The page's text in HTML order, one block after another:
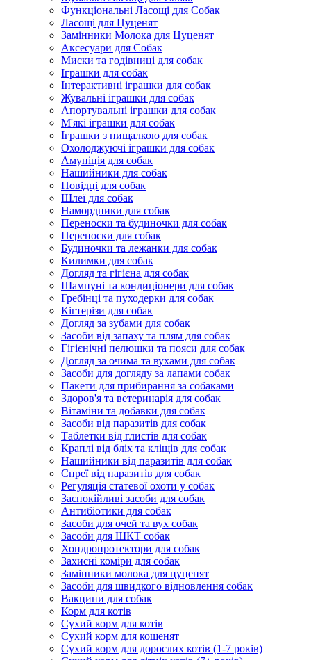
Функціональні Ласощі для Собак
Ласощі для Цуценят
Замінники Молока для Цуценят
Аксесуари для Собак
Миски та годівниці для собак
Іграшки для собак
Інтерактивні іграшки для собак
Жувальні іграшки для собак
Апортувальні іграшки для собак
М'які іграшки для собак
Іграшки з пищалкою для собак
Охолоджуючі іграшки для собак
Амуніція для собак
Нашийники для собак
Повідці для собак
Шлеї для собак
Намордники для собак
Переноски та будиночки для собак
Переноски для собак
Будиночки та лежанки для собак
Килимки для собак
Догляд та гігієна для собак
Шампуні та кондиціонери для собак
Гребінці та пуходерки для собак
Кігтерізи для собак
Догляд за зубами для собак
Засоби від запаху та плям для собак
Гігієнічні пелюшки та пояси для собак
Догляд за очима та вухами для собак
Засоби для догляду за лапами собак
Пакети для прибирання за собаками
Здоров'я та ветеринарія для собак
Вітаміни та добавки для собак
Засоби від паразитів для собак
Таблетки від глистів для собак
Краплі від бліх та кліщів для собак
Нашийники від паразитів для собак
Спреї від паразитів для собак
Регуляція статевої охоти у собак
Заспокійливі засоби для собак
Антибіотики для собак
Засоби для очей та вух собак
Засоби для ШКТ собак
Хондропротектори для собак
Захисні коміри для собак
Замінники молока для цуценят
Засоби для швидкого відновлення собак
Вакцини для собак
Корм для котів
Сухий корм для котів
Сухий корм для кошенят
Сухий корм для дорослих котів (1-7 років)